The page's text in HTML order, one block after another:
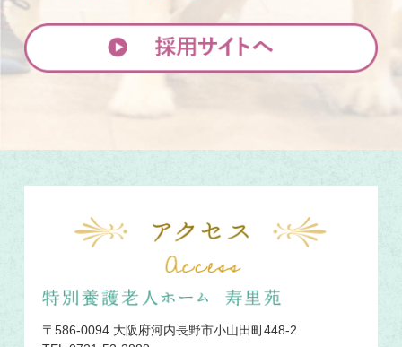
〒586-0094 大阪府河内長野市小山田町448-2